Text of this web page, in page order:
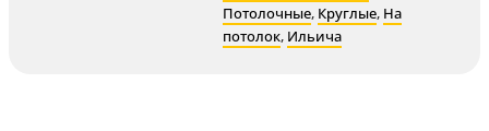
Потолочные, Круглые, На
потолок, Ильича